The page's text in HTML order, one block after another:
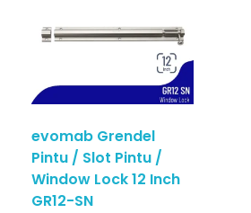
evomab Grendel
Pintu / Slot Pintu /
Window Lock 12 Inch
GR12-SN